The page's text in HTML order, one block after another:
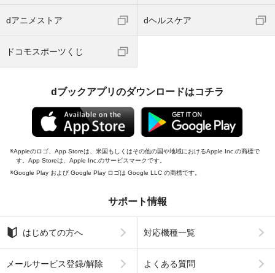
dアニメストア dヘルスケア
ドコモスポーツくじ
dブックアプリのダウンロードはコチラ
Appleのロゴ、App Storeは、米国もしくはその他の国や地域におけるApple Inc.の商標で
す。App Storeは、Apple Inc.のサービスマークです。
Google Play および Google Play ロゴは Google LLC の商標です。
サポート情報
はじめての方へ 対応機種一覧
メールサービス登録/解除 よくある質問